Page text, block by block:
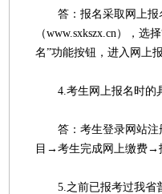
答：报名采取网上报
（www.sxkszx.cn），
名”功能按钮，进入网上
4.考生网上报名时的
答：考生登录网站注
目→考生完成网上缴费→
5.之前已报考过我省普